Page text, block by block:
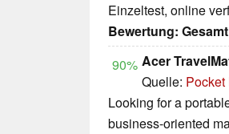
Einzeltest, online
Bewertung: Gesamt
90% Acer
Quelle: Pocket
Looking for a
business-oriented